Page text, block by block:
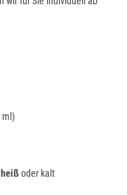
ml)
oder kalt